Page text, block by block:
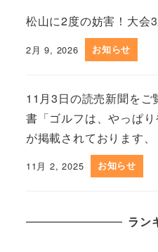
松山に2度の妨害！大会3
2月 9, 2026 お知らせ
11月3日の読売新聞を
書「ゴルフは、やっぱ
が掲載されております、
11月 2, 2025 お知らせ
ラン